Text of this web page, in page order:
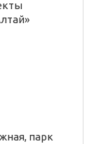
парк